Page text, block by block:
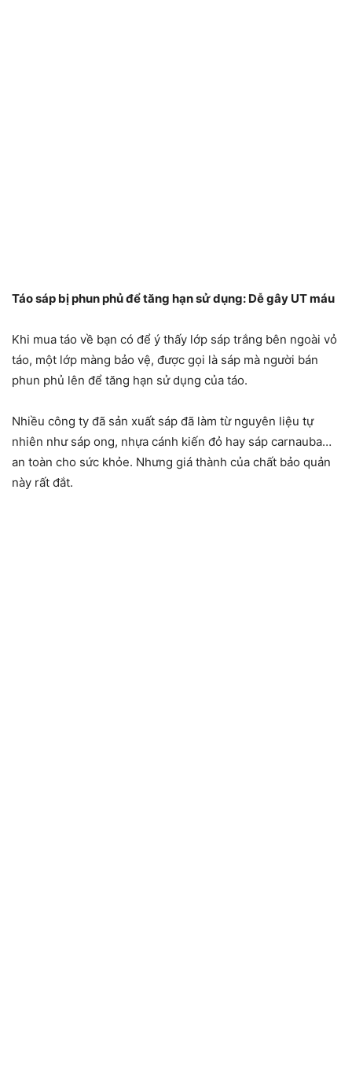
Táo sáp bị phun phủ để tăng hạn sử dụng: Dễ gây UT máu
Khi mua táo về bạn có để ý thấy lớp sáp trắng bên ngoài vỏ
táo, một lớp màng bảo vệ, được gọi là sáp mà người bán
phun phủ lên để tăng hạn sử dụng của táo.
Nhiều công ty đã sản xuất sáp đã làm từ nguyên liệu tự
nhiên như sáp ong, nhựa cánh kiến đỏ hay sáp carnauba…
an toàn cho sức khỏe. Nhưng giá thành của chất bảo quản
này rất đắt.